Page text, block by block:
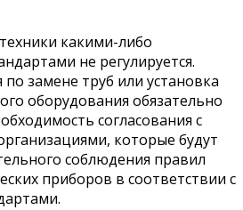
какими-либо
не регулируется.
замене труб или установка
оборудования обязательно
согласования с
которые будут
соблюдения правил
приборов в соответствии с